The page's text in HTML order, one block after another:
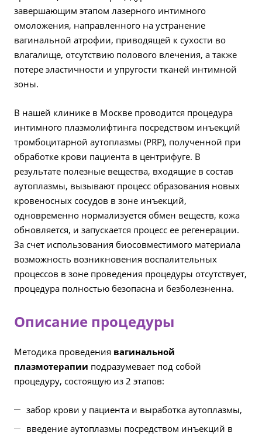
завершающим этапом лазерного интимного
омоложения, направленного на устранение
вагинальной атрофии, приводящей к сухости во
влагалище, отсутствию полового влечения, а также
потере эластичности и упругости тканей интимной
зоны.
В нашей клинике в Москве проводится процедура
интимного плазмолифтинга посредством инъекций
тромбоцитарной аутоплазмы (PRP), полученной при
обработке крови пациента в центрифуге. В
результате полезные вещества, входящие в состав
аутоплазмы, вызывают процесс образования новых
кровеносных сосудов в зоне инъекций,
одновременно нормализуется обмен веществ, кожа
обновляется, и запускается процесс ее регенерации.
За счет использования биосовместимого материала
возможность возникновения воспалительных
процессов в зоне проведения процедуры отсутствует,
процедура полностью безопасна и безболезненна.
Описание процедуры
Методика проведения вагинальной
плазмотерапии подразумевает под собой
процедуру, состоящую из 2 этапов:
забор крови у пациента и выработка аутоплазмы,
введение аутоплазмы посредством инъекций в